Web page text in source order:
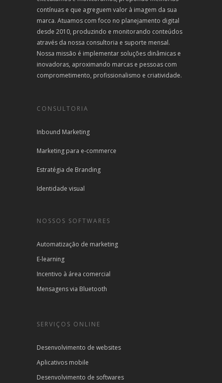
contínuas e que agreguem valor à imagem da sua
marca. Atuamos com foco no planejamento digital
desde 2010, produzindo e monitorando conteúdos
através da nossa consultoria e suporte mensal.
Nossa missão é implementar soluções dinâmicas e
inovadoras, aproximando marcas e pessoas com
comprometimento, profissionalismo e criatividade.
CONSULTORIA
Inbound Marketing
Marketing para e-commerce
Estratégia de Branding
Identidade visual
NOSSOS SOFTWARES
Automatização de marketing
E-learning
Incentivo à área comercial
Mensagens via Bluetooth
SERVIÇOS ONLINE
Desenvolvimento de websites
Aplicativos mobile
Desenvolvimento de softwares